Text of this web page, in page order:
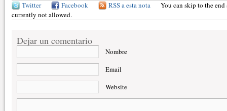
Twitter Facebook RSS a esta nota
You can skip to the
currently not allowed.
Dejar un comentario
Nombre
Email
Website